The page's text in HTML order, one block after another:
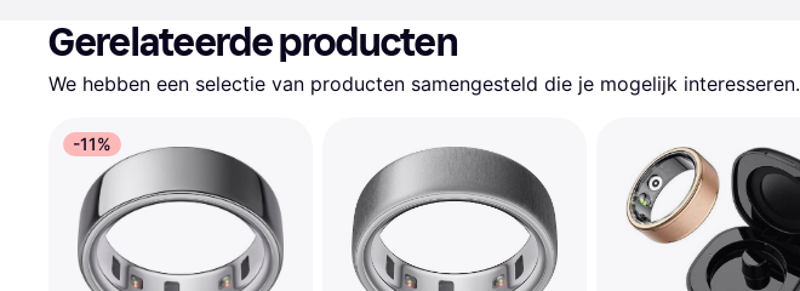
Gerelateerde producten
We hebben een selectie van producten samengesteld die je mogelijk interesseren.
-11%